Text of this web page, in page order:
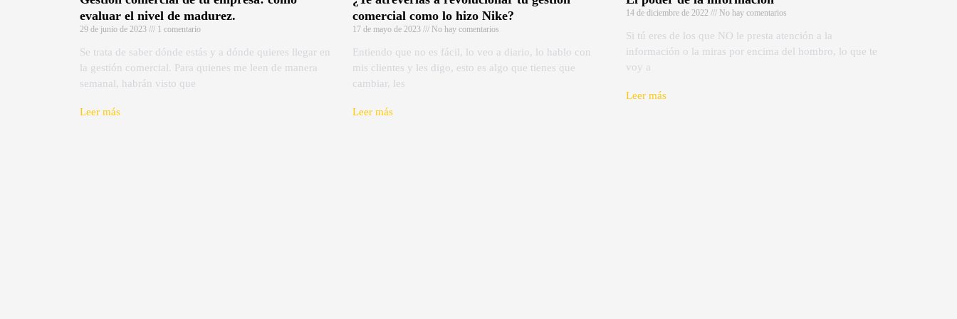
evaluar el nivel de madurez.
29 de junio de 2023 1 comentario
Se trata de saber dónde estás y a dónde quieres llegar en
la gestión comercial. Para quienes me leen de manera
semanal, habrán visto que
Leer más
comercial como lo hizo Nike?
17 de mayo de 2023 No hay comentarios
Entiendo que no es fácil, lo veo a diario, lo hablo con
mis clientes y les digo, esto es algo que tienes que
cambiar, les
Leer más
14 de diciembre de 2022 No hay comentarios
Si tú eres de los que NO le presta atención a la
información o la miras por encima del hombro, lo que te
voy a
Leer más